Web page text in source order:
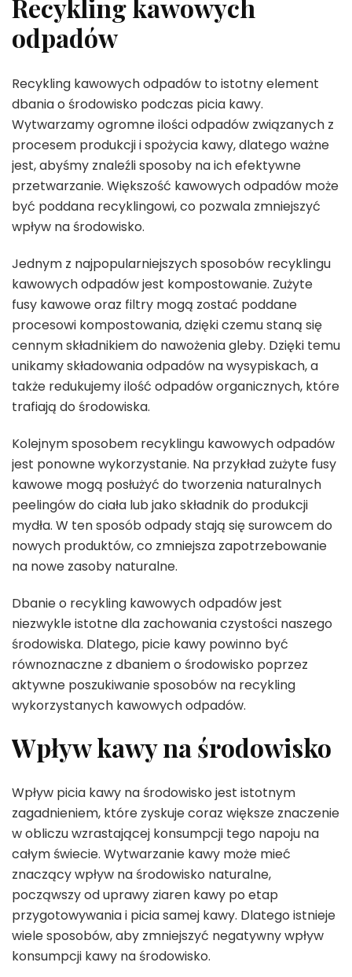
Recykling kawowych
odpadów
Recykling kawowych odpadów to istotny element
dbania o środowisko podczas picia kawy.
Wytwarzamy ogromne ilości odpadów związanych z
procesem produkcji i spożycia kawy, dlatego ważne
jest, abyśmy znaleźli sposoby na ich efektywne
przetwarzanie. Większość kawowych odpadów może
być poddana recyklingowi, co pozwala zmniejszyć
wpływ na środowisko.
Jednym z najpopularniejszych sposobów recyklingu
kawowych odpadów jest kompostowanie. Zużyte
fusy kawowe oraz filtry mogą zostać poddane
procesowi kompostowania, dzięki czemu staną się
cennym składnikiem do nawożenia gleby. Dzięki temu
unikamy składowania odpadów na wysypiskach, a
także redukujemy ilość odpadów organicznych, które
trafiają do środowiska.
Kolejnym sposobem recyklingu kawowych odpadów
jest ponowne wykorzystanie. Na przykład zużyte fusy
kawowe mogą posłużyć do tworzenia naturalnych
peelingów do ciała lub jako składnik do produkcji
mydła. W ten sposób odpady stają się surowcem do
nowych produktów, co zmniejsza zapotrzebowanie
na nowe zasoby naturalne.
Dbanie o recykling kawowych odpadów jest
niezwykle istotne dla zachowania czystości naszego
środowiska. Dlatego, picie kawy powinno być
równoznaczne z dbaniem o środowisko poprzez
aktywne poszukiwanie sposobów na recykling
wykorzystanych kawowych odpadów.
Wpływ kawy na środowisko
Wpływ picia kawy na środowisko jest istotnym
zagadnieniem, które zyskuje coraz większe znaczenie
w obliczu wzrastającej konsumpcji tego napoju na
całym świecie. Wytwarzanie kawy może mieć
znaczący wpływ na środowisko naturalne,
począwszy od uprawy ziaren kawy po etap
przygotowywania i picia samej kawy. Dlatego istnieje
wiele sposobów, aby zmniejszyć negatywny wpływ
konsumpcji kawy na środowisko.